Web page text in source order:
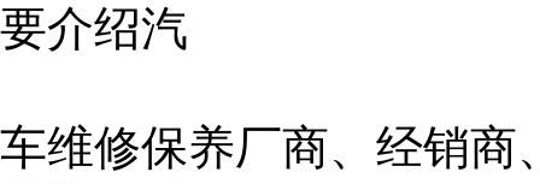
要介绍汽
车维修保养厂商、经销商